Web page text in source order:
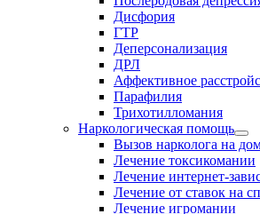
Дисфория
ГТР
Деперсонализация
ДРЛ
Аффективное
Парафилия
Трихотилломания
Наркологическая помощь
Вызов нарколога на
Лечение токсикомании
Лечение интернет-
Лечение от ставок на
Лечение игромании